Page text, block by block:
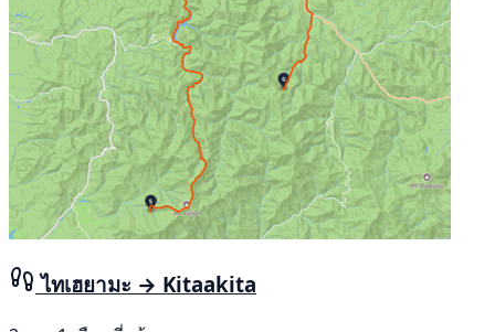
ไทเฮยามะ → Kitaakita